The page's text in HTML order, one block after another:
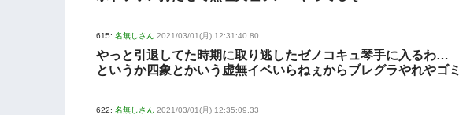
615: 名無しさん 2021/03/01(月) 12:31:40.80
やっと引退してた時期に取り逃したゼノコキュ琴手に入るわ…
というか四象とかいう虚無イベいらねぇからブレグラやれやゴミ
622: 名無しさん 2021/03/01(月) 12:35:09.33